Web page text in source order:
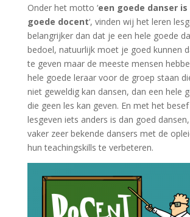
Onder het motto ‘een goede danser
goede docent‘, vinden wij het leren
belangrijker dan dat je een hele goede
bedoel, natuurlijk moet je goed kunnen
te geven maar de meeste mensen
hele goede leraar voor de groep staan
niet geweldig kan dansen, dan een hele
die geen les kan geven. En met het
lesgeven iets anders is dan goed
vaker zeer bekende dansers met de
hun teachingskills te verbeteren.